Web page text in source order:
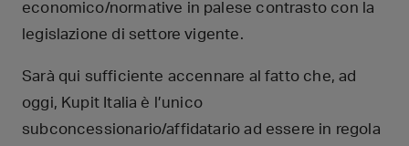
economico/normative in palese contrasto con la
legislazione di settore vigente.
Sarà qui sufficiente accennare al fatto che, ad
oggi, Kupit Italia è l’unico
subconcessionario/affidatario ad essere in regola